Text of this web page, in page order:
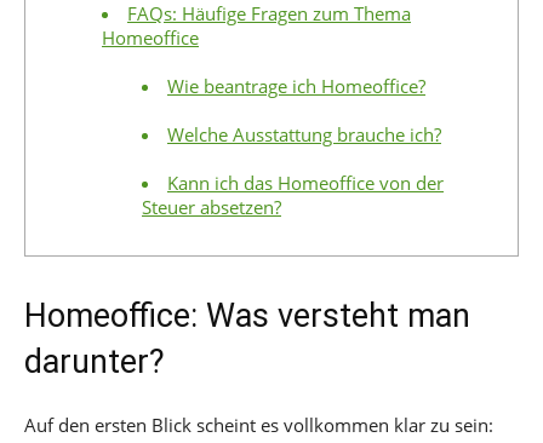
FAQs: Häufige Fragen zum Thema
Homeoffice
Wie beantrage ich Homeoffice?
Welche Ausstattung brauche ich?
Kann ich das Homeoffice von der
Steuer absetzen?
Homeoffice: Was versteht man
darunter?
Auf den ersten Blick scheint es vollkommen klar zu sein: